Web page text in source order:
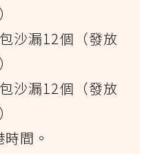
沙漏12個（發放
沙漏12個（發放
間。